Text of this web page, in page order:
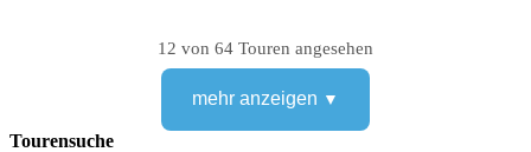
12 von 64 Touren angesehen
mehr anzeigen
Tourensuche